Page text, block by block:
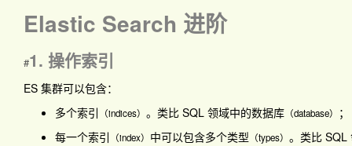
Elastic Search 进阶
#1. 操作索引
ES 集群可以包含：
多个索引
（indices） 。类比 SQL 领域中的数据库 （database）
；
每一个索引
（index） 中可以包含多个类型 （types） 。类比 SQL